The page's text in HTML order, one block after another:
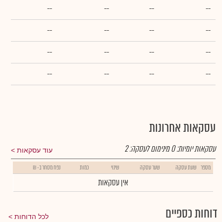
--
--
--
--
--
--
--
--
--
--
--
--
--
--
--
--
עסקאות אחרונות
עוד עסקאות עסקאות יומיות:0מינימום לעסקה:2
מספר שעת עסקה שער עסקה שינוי כמות נפח מסחר ב- ₪
אין עסקאות
דוחות כספיים לכל הדוחות